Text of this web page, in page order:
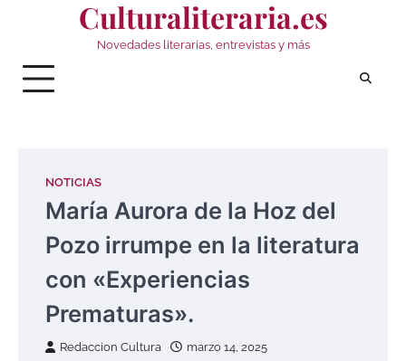
Culturaliteraria.es
Novedades literarias, entrevistas y más
NOTICIAS
María Aurora de la Hoz del
Pozo irrumpe en la literatura
con «Experiencias
Prematuras».
Redaccion Cultura marzo 14, 2025